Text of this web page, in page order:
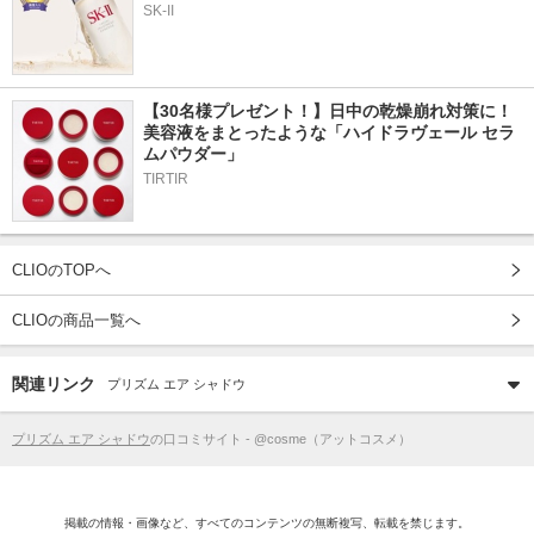
SK-II
【30名様プレゼント！】日中の乾燥崩れ対策に！
美容液をまとったような「ハイドラヴェール セラ
ムパウダー」
TIRTIR
CLIOのTOPへ
CLIOの商品一覧へ
関連リンク プリズム エア シャドウ
プリズム エア シャドウの口コミサイト - @cosme（アットコスメ）
掲載の情報・画像など、すべてのコンテンツの無断複写、転載を禁じます。